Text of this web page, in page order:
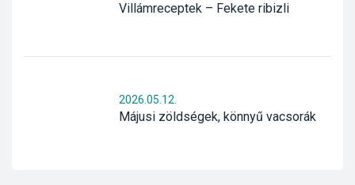
Villámreceptek – Fekete ribizli
Májusi zöldségek, könnyű vacsorák
2026.05.12.